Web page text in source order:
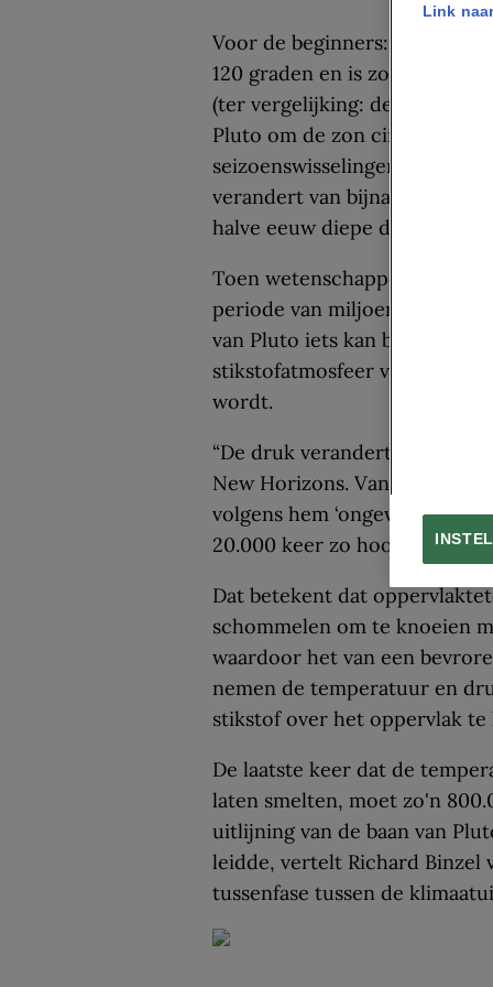
Voor de beginners: de as van
120 graden en is zo ver
(ter vergelijking: de aarde
Pluto om de zon cirkelt,
seizoenswisselingen in het
verandert van bijna een halve
halve eeuw diepe duisternis.
Toen wetenschappers deze
periode van miljoenen jaren
van Pluto iets kan bewegen –
stikstofatmosfeer van Pluto
wordt.
“De druk verandert
New Horizons. Vandaag de
volgens hem ‘ongewoon
20.000 keer zo hoog zijn als
Dat betekent dat
schommelen om te knoeien
waardoor het van een
nemen de temperatuur en
stikstof over het oppervlak te
De laatste keer dat de
laten smelten, moet zo'n
uitlijning van de baan van
leidde, vertelt Richard Binzel
tussenfase tussen de
Link